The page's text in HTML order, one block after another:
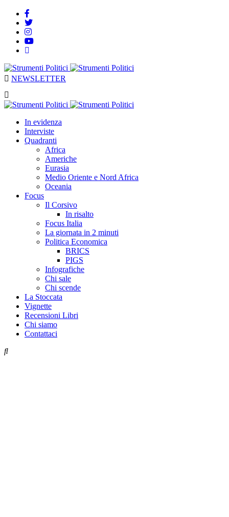
NEWSLETTER
In evidenza
Interviste
Quadranti
Africa
Americhe
Eurasia
Medio Oriente e Nord Africa
Oceania
Focus
Il Corsivo
In risalto
Focus Italia
La giornata in 2 minuti
Politica Economica
BRICS
PIGS
Infografiche
Chi sale
Chi scende
La Stoccata
Vignette
Recensioni Libri
Chi siamo
Contattaci